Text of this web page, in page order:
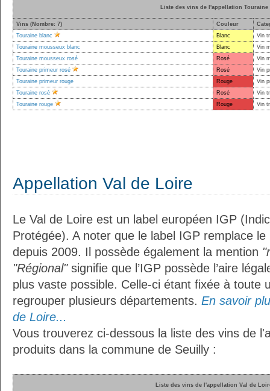
Liste des vins de l'appellation Touraine
Vins (Nombre: 7) Couleur
Touraine blanc
Blanc
Vin
Touraine mousseux blanc
Blanc
Vin
Touraine mousseux rosé
Rosé
Vin
Touraine primeur rosé
Rosé
Vin
Touraine primeur rouge
Rouge
Vin
Touraine rosé
Rosé
Vin
Touraine rouge
Rouge Vin
Appellation Val de Loire
Le Val de Loire est un label européen IGP
Protégée). A noter que le label IGP remplace
depuis 2009. Il possède également la mention
"Régional"signifie que l’IGP possède l’aire
plus vaste possible. Celle-ci étant fixée à toute
regrouper plusieurs départements. En savoir
de Loire...
Vous trouverez ci-dessous la liste des vins de
produits dans la commune de Seuilly :
Liste des vins de l'appellation Val de